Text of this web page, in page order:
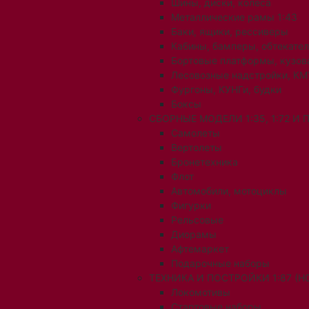
Шины, диски, колеса
Металлические рамы 1:43
Баки, ящики, рессиверы
Кабины, бамперы,
Бортовые платформы,
Лесовозные надстройки,
Фургоны, КУНГи, будки
Боксы
СБОРНЫЕ МОДЕЛИ 1:35, 1:72 И
Самолеты
Вертолеты
Бронетехника
Флот
Автомобили, мотоциклы
Фигурки
Рельсовые
Диорамы
Афтемаркет
Подарочные наборы
ТЕХНИКА И ПОСТРОЙКИ 1:87
Локомотивы
Стартовые наборы